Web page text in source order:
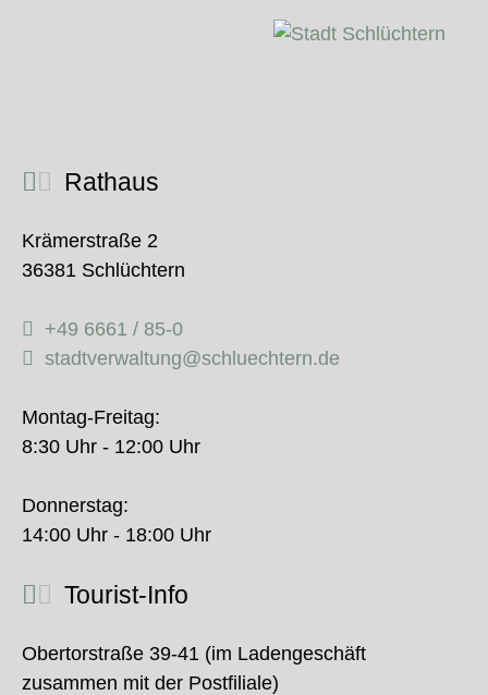
Rathaus
Krämerstraße 2
36381 Schlüchtern
+49 6661 / 85-0
stadtverwaltung@schluechtern.de
Montag-Freitag:
8:30 Uhr - 12:00 Uhr
Donnerstag:
14:00 Uhr - 18:00 Uhr
Tourist-Info
Obertorstraße 39-41 (im Ladengeschäft
zusammen mit der Postfiliale)